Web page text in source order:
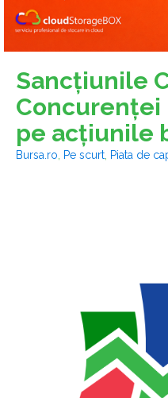
Sancţiunile
Concurenţei
pe acţiunile
Bursa.ro Pe scurt Piata de